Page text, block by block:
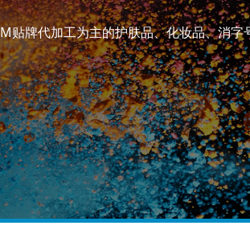
M贴牌代加工为主的护肤品、化妆品、消字